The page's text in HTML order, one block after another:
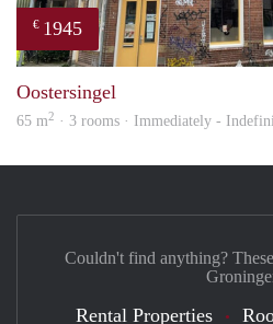
€ 1945
Oostersingel
65 m2 · 3 rooms · Immediately -
Couldn't find anything?
Rental Properties